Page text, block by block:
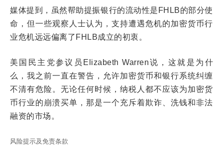
媒体提到，虽然帮助提振银行的流动性是FHLB的部分使
命，但一些观察人士认为，支持遭遇危机的加密货币行
业危机远远偏离了FHLB成立的初衷。
美国民主党参议员Elizabeth Warren说，这就是为什
么，我之前一直在警告，允许加密货币和银行系统纠缠
不清有危险。无论任何时候，纳税人都不应该为加密货
币行业的崩溃买单，那是一个充斥着欺诈、洗钱和非法
融资的市场。
风险提示及免责条款